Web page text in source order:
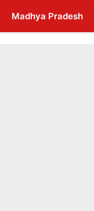
Madhya Pradesh